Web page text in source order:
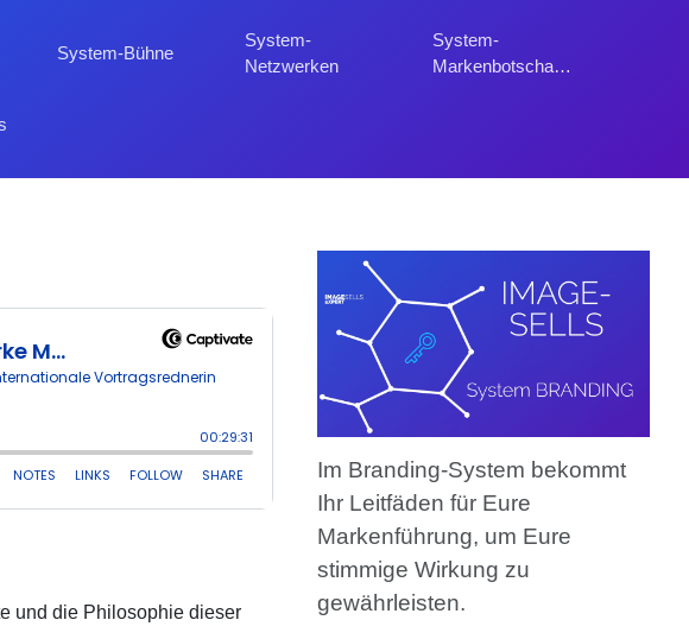
System-Bühne
System-
Netzwerken
System-
Markenbotschafter
und die Philosophie dieser
Im Branding-System bekommt
Ihr Leitfäden für Eure
Markenführung, um Eure
stimmige Wirkung zu
gewährleisten.